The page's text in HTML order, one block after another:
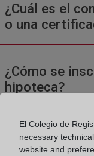
¿Cuál es el
o una
¿Cómo se
hipoteca?
El Colegio de
necessary
website and